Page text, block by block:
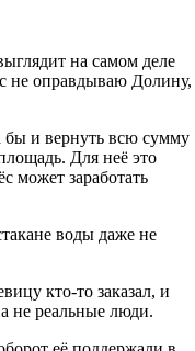
на самом деле
не оправдываю Долину,
и вернуть всю сумму
Для неё это
может заработать
воды даже не
кто-то заказал, и
не реальные люди.